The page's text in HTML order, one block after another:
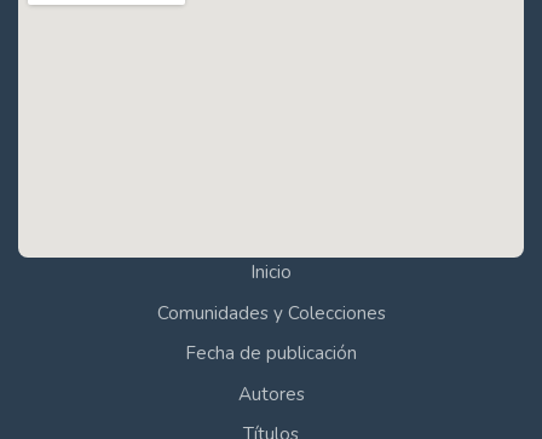
Inicio
Comunidades y Colecciones
Fecha de publicación
Autores